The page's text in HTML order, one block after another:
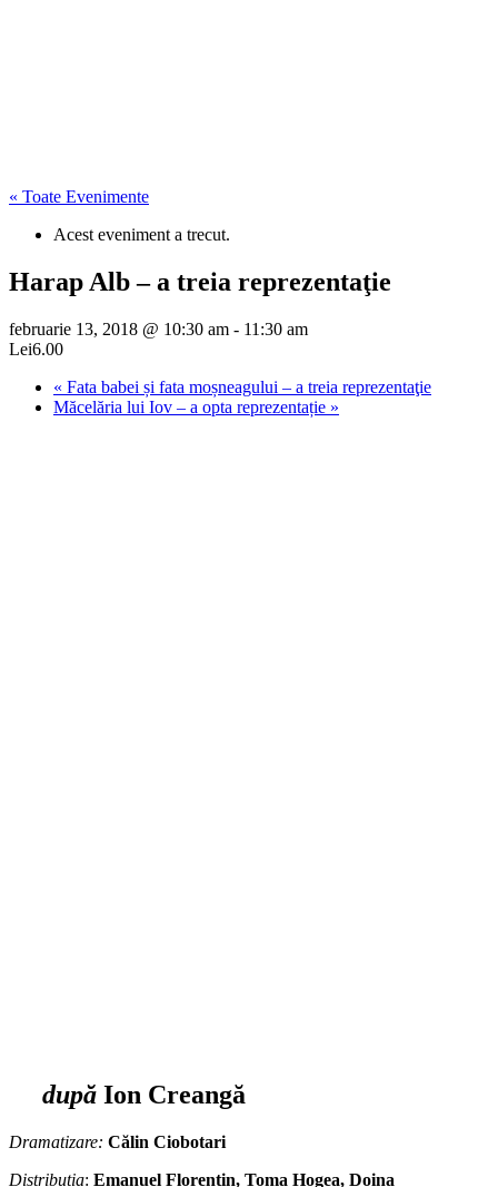
« Toate Evenimente
Acest eveniment a trecut.
Harap Alb – a treia reprezentaţie
februarie 13, 2018 @ 10:30 am - 11:30 am
Lei6.00
« Fata babei și fata moșneagului – a treia reprezentaţie
Măcelăria lui Iov – a opta reprezentație »
după Ion Creangă
Dramatizare: Călin Ciobotari
Distribuția: Emanuel Florentin, Toma Hogea, Doina